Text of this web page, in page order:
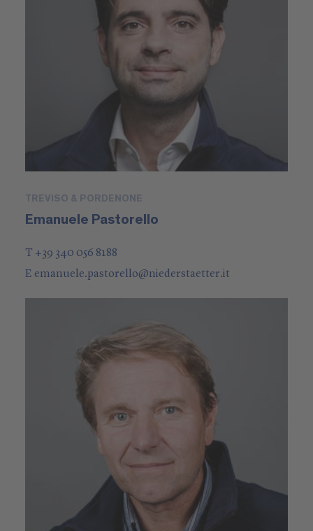
TREVISO & PORDENONE
Emanuele Pastorello
T +39 340 056 8188
E emanuele.pastorello@niederstaetter.it